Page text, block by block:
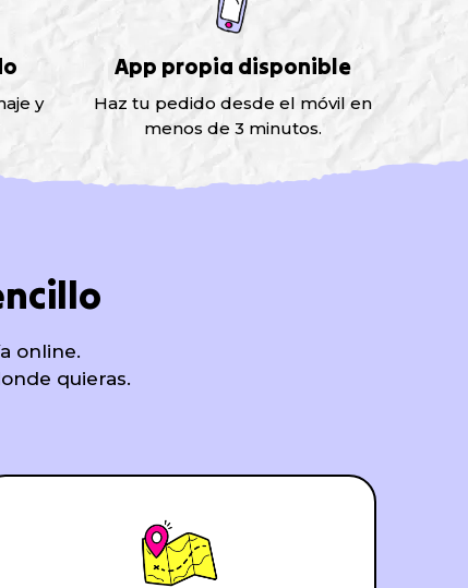
y
App propia disponible
Haz tu pedido desde el móvil en
menos de 3 minutos.
online.
quieras.